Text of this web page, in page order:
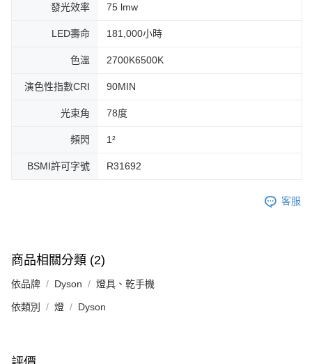
發光效率 75 lmw
LED壽命 181,000小時
色溫 2700K6500K
演色性指數CRI 90MIN
光束角 78度
頻閃 1²
BSMI許可字號 R31692
客服
商品相關分類 (2)
依品牌 Dyson 燈具、乾手機
依類別 燈 Dyson